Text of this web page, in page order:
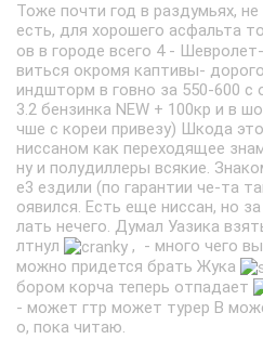
Тоже почти год в раздумьях,
есть, для хорошего асфальта
ов в городе всего 4 -
виться окромя каптивы-
индшторм в говно за 550-600 с
3.2 бензинка NEW + 100кр и в
чше с кореи привезу) Шкода
ниссаном как переходящее
ну и полудиллеры всякие.
е3 ездили (по гарантии че-та
оявился. Есть еще ниссан, но
лать нечего. Думал Уазика
лтнул
, - много чего
можно придется брать Жука
бором корча теперь отпадает
- может гтр может турер В
о, пока читаю.